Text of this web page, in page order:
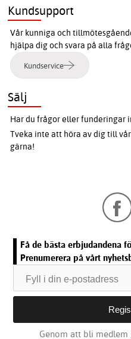
Kundsupport
Vår kunniga och
hjälpa dig och svara på alla
Kundservice
Sälj
Har du frågor eller funderingar
Tveka inte att höra av dig till
gärna!
Få de bästa erbjudandena
Prenumerera på vårt
Genom att bli medlem